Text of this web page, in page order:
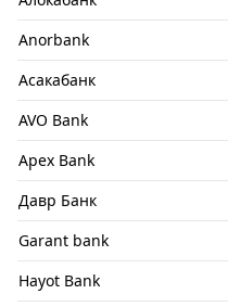
Anorbank
Асакабанк
AVO Bank
Apex Bank
Давр Банк
Garant bank
Hayot Bank